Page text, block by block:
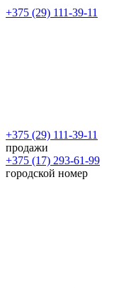
+375 (29) 111-39-11
+375 (29) 111-39-11
продажи
+375 (17) 293-61-99
городской номер